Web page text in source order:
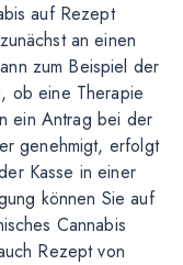
auf Rezept
an einen
zum Beispiel der
ob eine Therapie
ein Antrag bei der
genehmigt, erfolgt
Kasse in einer
können Sie auf
Cannabis
Rezept von